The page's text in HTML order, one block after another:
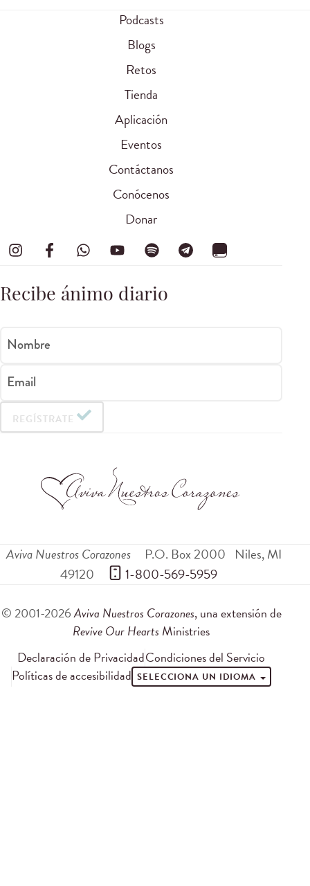
Podcasts
Blogs
Retos
Tienda
Aplicación
Eventos
Contáctanos
Conócenos
Donar
Recibe ánimo diario
Nombre
Email
REGÍSTRATE
Aviva Nuestros Corazones P.O. Box 2000 Niles,MI
49120
1-800-569-5959
© 2001-2026Aviva Nuestros Corazones, una extensión de
Revive Our Hearts Ministries
Declaración de PrivacidadCondiciones del Servicio
Políticas de accesibilidad SELECCIONA UN IDIOMA